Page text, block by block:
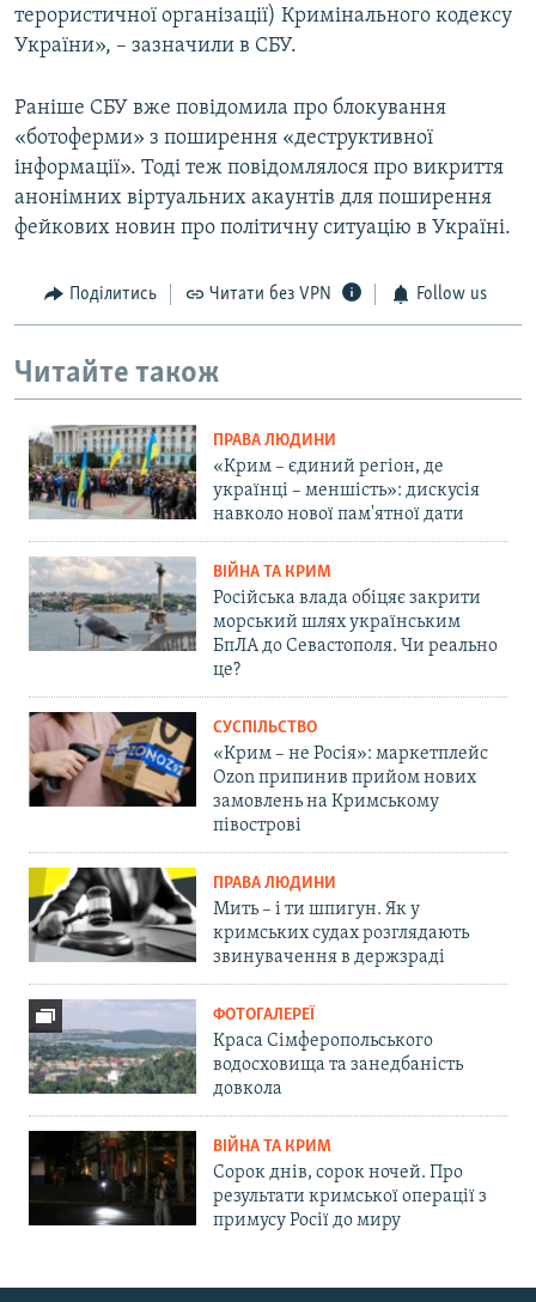
терористичної організації) Кримінального кодексу
України», – зазначили в СБУ.
Раніше СБУ вже повідомила про блокування
«ботоферми» з поширення «деструктивної
інформації». Тоді теж повідомлялося про викриття
анонімних віртуальних акаунтів для поширення
фейкових новин про політичну ситуацію в Україні.
Поділитись Читати без VPN Follow us
Читайте також
ПРАВА ЛЮДИНИ
«Крим – єдиний регіон, де
українці – меншість»: дискусія
навколо нової пам'ятної дати
ВІЙНА ТА КРИМ
Російська влада обіцяє закрити
морський шлях українським
БпЛА до Севастополя. Чи реально
це?
СУСПІЛЬСТВО
«Крим – не Росія»: маркетплейс
Ozon припинив прийом нових
замовлень на Кримському
півострові
ПРАВА ЛЮДИНИ
Мить – і ти шпигун. Як у
кримських судах розглядають
звинувачення в держзраді
ФОТОГАЛЕРЕЇ
Краса Сімферопольського
водосховища та занедбаність
довкола
ВІЙНА ТА КРИМ
Сорок днів, сорок ночей. Про
результати кримської операції з
примусу Росії до миру